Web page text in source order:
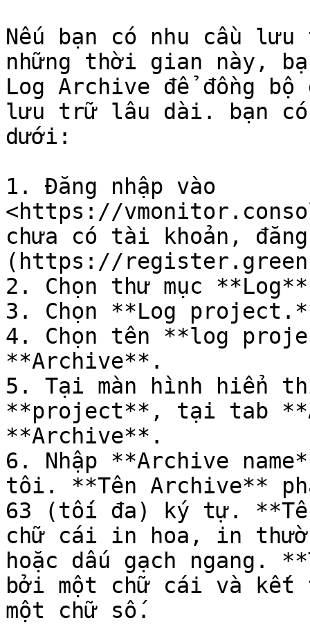
Nếu bạn có nhu cầu
những thời gian này,
Log Archive để đồng
lưu trữ lâu dài. bạn có
dưới:
1. Đăng nhập vào
<https://
chưa có tài khoản,
(https://
2. Chọn thư mục
3. Chọn **Log
4. Chọn tên **log
**Archive**.
5. Tại màn hình hiển
**project**, tại tab
**Archive**.
6. Nhập **Archive
tôi. **Tên Archive**
63 (tối đa) ký tự.
chữ cái in hoa, in
hoặc dấu gạch ngang.
bởi một chữ cái và kết
một chữ số.